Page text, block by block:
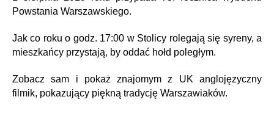
Powstania Warszawskiego.
Jak co roku o godz. 17:00 w Stolicy rolegają się syreny, a
mieszkańcy przystają, by oddać hołd poległym.
Zobacz sam i pokaż znajomym z UK anglojęzyczny
filmik, pokazujący piękną tradycję Warszawiaków.